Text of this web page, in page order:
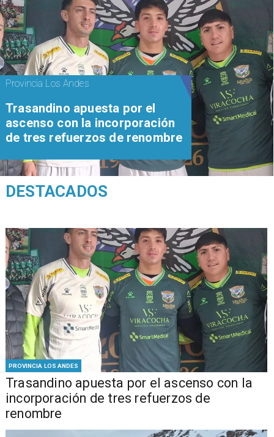
PROVINCIA LOS ANDES
Trasandino apuesta por el ascenso con la
incorporación de tres refuerzos de
renombre
Provincia Los Andes
Trasandino apuesta por el
ascenso con la incorporación
de tres refuerzos de renombre
DESTACADOS